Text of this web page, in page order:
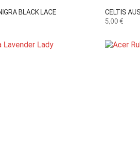
BLACK LACE
 Vista rápida
CELTIS
Precio
5,00 €